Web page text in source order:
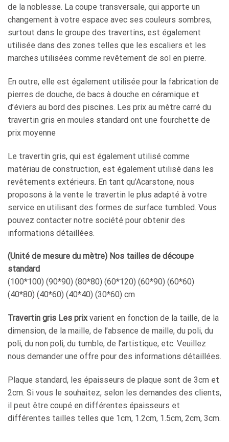
de la noblesse. La coupe transversale, qui apporte un
changement à votre espace avec ses couleurs sombres,
surtout dans le groupe des travertins, est également
utilisée dans des zones telles que les escaliers et les
marches utilisées comme revêtement de sol en pierre.
En outre, elle est également utilisée pour la fabrication de
pierres de douche, de bacs à douche en céramique et
d’éviers au bord des piscines. Les prix au mètre carré du
travertin gris en moules standard ont une fourchette de
prix moyenne
Le travertin gris, qui est également utilisé comme
matériau de construction, est également utilisé dans les
revêtements extérieurs. En tant qu’Acarstone, nous
proposons à la vente le travertin le plus adapté à votre
service en utilisant des formes de surface tumbled. Vous
pouvez contacter notre société pour obtenir des
informations détaillées.
(Unité de mesure du mètre) Nos tailles de découpe
standard
(100*100) (90*90) (80*80) (60*120) (60*90) (60*60)
(40*80) (40*60) (40*40) (30*60) cm
Travertin gris Les prixvarient en fonction de la taille, de la
dimension, de la maille, de l’absence de maille, du poli, du
poli, du non poli, du tumble, de l’artistique, etc. Veuillez
nous demander une offre pour des informations détaillées.
Plaque standard, les épaisseurs de plaque sont de 3cm et
2cm. Si vous le souhaitez, selon les demandes des clients,
il peut être coupé en différentes épaisseurs et
différentes tailles telles que 1cm, 1.2cm, 1.5cm, 2cm, 3cm.